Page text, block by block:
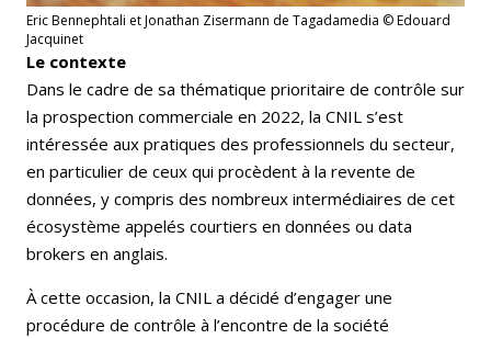
Eric Bennephtali et Jonathan Zisermann de Tagadamedia © Edouard
Jacquinet
Le contexte
Dans le cadre de sa thématique prioritaire de contrôle sur
la prospection commerciale en 2022, la CNIL s’est
intéressée aux pratiques des professionnels du secteur,
en particulier de ceux qui procèdent à la revente de
données, y compris des nombreux intermédiaires de cet
écosystème appelés courtiers en données ou data
brokers en anglais.
À cette occasion, la CNIL a décidé d’engager une
procédure de contrôle à l’encontre de la société